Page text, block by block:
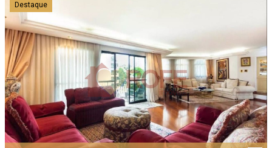
Destaque